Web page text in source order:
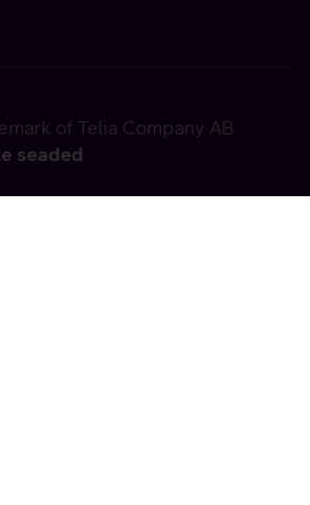
of Telia Company AB
seaded